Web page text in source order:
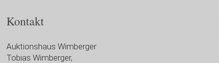
Kontakt
Auktionshaus Wimberger
Tobias Wimberger,